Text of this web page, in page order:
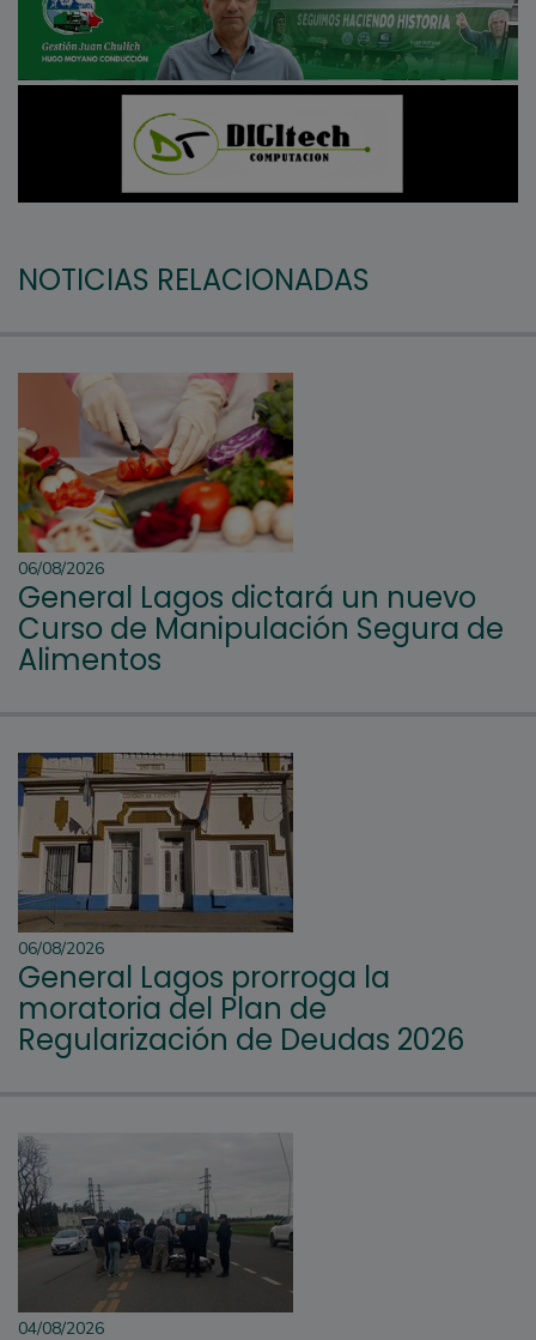
NOTICIAS RELACIONADAS
06/08/2026
General Lagos dictará un nuevo
Curso de Manipulación Segura de
Alimentos
06/08/2026
General Lagos prorroga la
moratoria del Plan de
Regularización de Deudas 2026
04/08/2026